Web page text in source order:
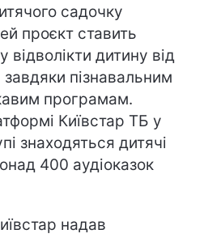
садочку
проєкт ставить
дитину від
завдяки пізнавальним
програмам.
Київстар ТБ у
знаходяться дитячі
400 аудіоказок
надав